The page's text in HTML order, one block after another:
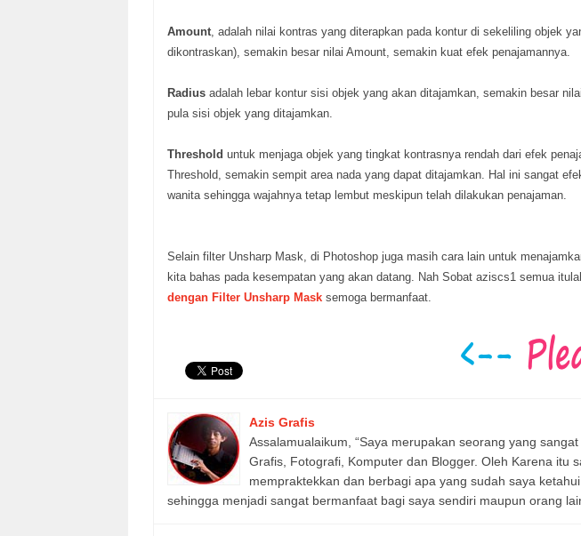
Amount , adalah nilai kontras yang diterapkan pada kontur di sekeliling objek
dikontraskan), semakin besar nilai Amount, semakin kuat efek penajamannya.
Radius adalah lebar kontur sisi objek yang akan ditajamkan, semakin besar
pula sisi objek yang ditajamkan.
Threshold untuk menjaga objek yang tingkat kontrasnya rendah dari efek
Threshold, semakin sempit area nada yang dapat ditajamkan. Hal ini sangat
wanita sehingga wajahnya tetap lembut meskipun telah dilakukan penajaman.
Selain filter Unsharp Mask, di Photoshop juga masih cara lain untuk
kita bahas pada kesempatan yang akan datang. Nah Sobat aziscs1 semua
dengan Filter Unsharp Mask semoga bermanfaat.
Azis Grafis
Assalamualaikum, “Saya merupakan seorang yang
Grafis, Fotografi, Komputer dan Blogger. Oleh Karena itu
mempraktekkan dan berbagi apa yang sudah saya
sehingga menjadi sangat bermanfaat bagi saya sendiri maupun orang